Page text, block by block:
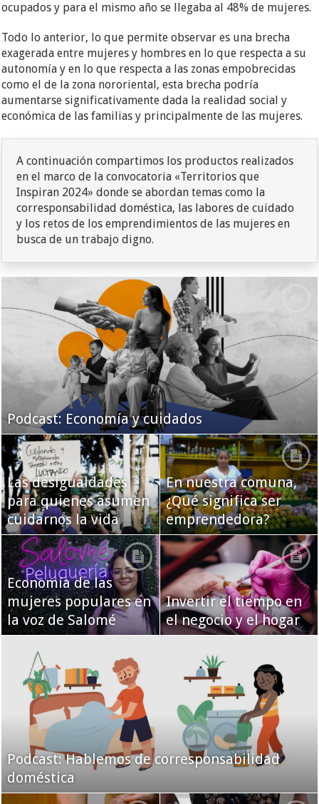
ocupados y para el mismo año se llegaba al 48% de mujeres.
Todo lo anterior, lo que permite observar es una brecha
exagerada entre mujeres y hombres en lo que respecta a su
autonomía y en lo que respecta a las zonas empobrecidas
como el de la zona nororiental, esta brecha podría
aumentarse significativamente dada la realidad social y
económica de las familias y principalmente de las mujeres.
A continuación compartimos los productos realizados
en el marco de la convocatoria «Territorios que
Inspiran 2024» donde se abordan temas como la
corresponsabilidad doméstica, las labores de cuidado
y los retos de los emprendimientos de las mujeres en
busca de un trabajo digno.
Podcast: Economía y cuidados
Las desigualdades
para quienes asumen
cuidarnos la vida
En nuestra comuna,
¿Qué significa ser
emprendedora?
Economía de las
mujeres populares en
la voz de Salomé
Invertir el tiempo en
el negocio y el hogar
Podcast: Hablemos de corresponsabilidad
doméstica